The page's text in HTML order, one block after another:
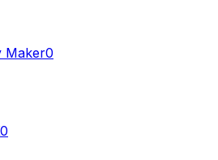
Maker0
0